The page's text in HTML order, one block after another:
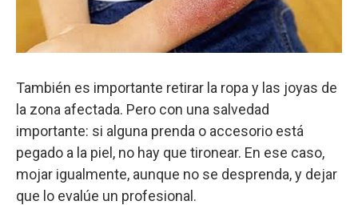
También es importante retirar la ropa y las joyas de
la zona afectada. Pero con una salvedad
importante: si alguna prenda o accesorio está
pegado a la piel, no hay que tironear. En ese caso,
mojar igualmente, aunque no se desprenda, y dejar
que lo evalúe un profesional.